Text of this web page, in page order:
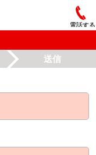
電話する
送信